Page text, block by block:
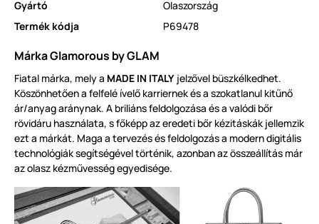
Gyártó
Olaszország
Termék kódja
P69478
Márka Glamorous by GLAM
Fiatal márka, mely a MADE IN ITALY jelzővel büszkélkedhet.
Köszönhetően a felfelé ívelő karriernek és a szokatlanul kitűnő
ár/anyag aránynak. A briliáns feldolgozása és a valódi bőr
rövidáru használata, s főképp az eredeti bőr kézitáskák jellemzik
ezt a márkát. Maga a tervezés és feldolgozás a modern digitális
technológiák segítségével történik, azonban az összeállítás már
az olasz kézművesség egyedisége.